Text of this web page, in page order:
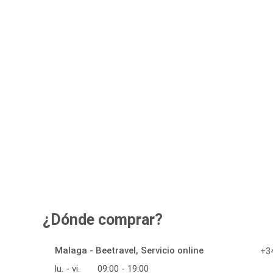
¿Dónde comprar?
Malaga - Beetravel, Servicio online
lu. - vi.
09:00 - 19:00